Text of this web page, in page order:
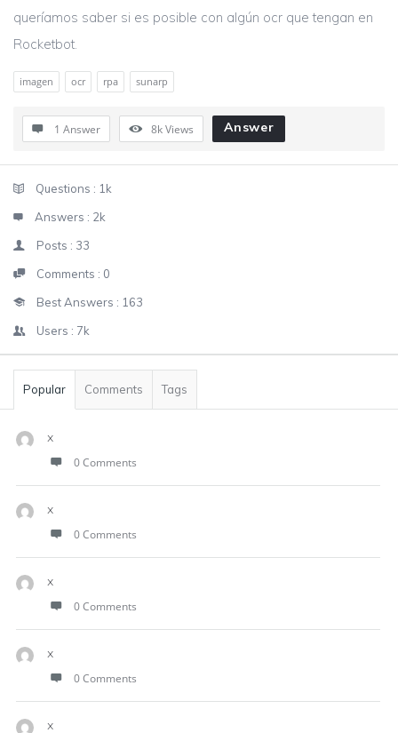
queríamos saber si es posible con algún ocr que tengan en
Rocketbot.
imagen ocr rpa sunarp
1 Answer 8kViews Answer
StatsQuestions : 1k
Answers : 2k
Posts : 33
Comments : 0
Best Answers : 163
Users : 7k
Popular Comments Tags
x
0 Comments
x
0 Comments
x
0 Comments
x
0 Comments
x